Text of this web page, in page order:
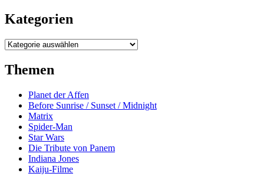
Kategorien
Kategorien
Themen
Planet der Affen
Before Sunrise / Sunset / Midnight
Matrix
Spider-Man
Star Wars
Die Tribute von Panem
Indiana Jones
Kaiju-Filme